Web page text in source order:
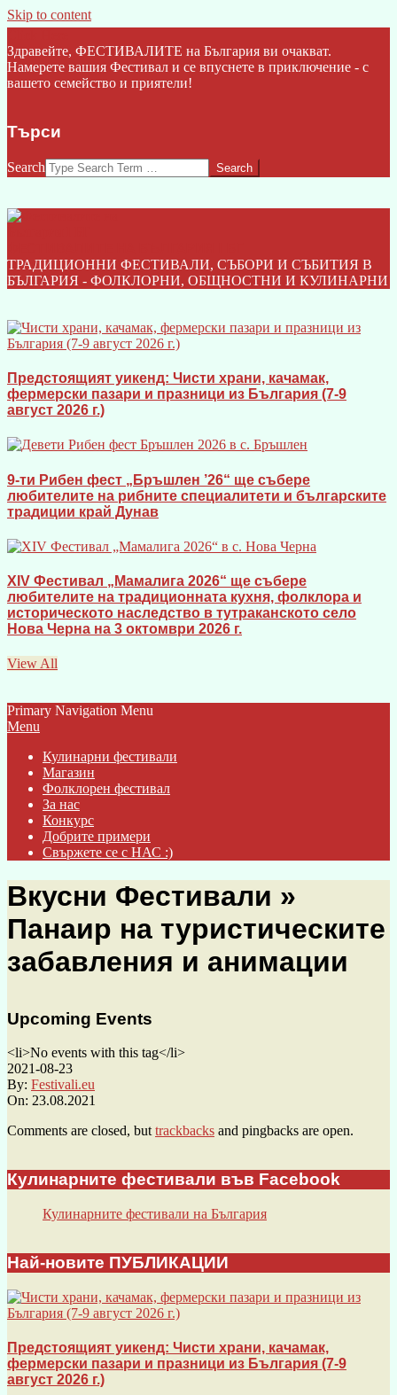
Skip to content
Здравейте, ФЕСТИВАЛИТЕ на България ви очакват.
Намерете вашия Фестивал и се впуснете в приключение - с
вашето семейство и приятели!
Търси
Search
ТРАДИЦИОННИ ФЕСТИВАЛИ, СЪБОРИ И СЪБИТИЯ В
БЪЛГАРИЯ - ФОЛКЛОРНИ, ОБЩНОСТНИ И КУЛИНАРНИ
Предстоящият уикенд: Чисти храни, качамак,
фермерски пазари и празници из България (7-9
август 2026 г.)
9-ти Рибен фест „Бръшлен ’26“ ще събере
любителите на рибните специалитети и българските
традиции край Дунав
XIV Фестивал „Мамалига 2026“ ще събере
любителите на традиционната кухня, фолклора и
историческото наследство в тутраканското село
Нова Черна на 3 октомври 2026 г.
View All
Primary Navigation Menu
Menu
Кулинарни фестивали
Магазин
Фолклорен фестивал
За нас
Конкурс
Добрите примери
Свържете се с НАС :)
Вкусни Фестивали »
Панаир на туристическите
забавления и анимации
Upcoming Events
<li>No events with this tag</li>
2021-08-23
By: Festivali.eu
On: 23.08.2021
Comments are closed, buttrackbacks and pingbacks are open.
Кулинарните фестивали във Facebook
Кулинарните фестивали на България
Най-новите ПУБЛИКАЦИИ
Предстоящият уикенд: Чисти храни, качамак,
фермерски пазари и празници из България (7-9
август 2026 г.)